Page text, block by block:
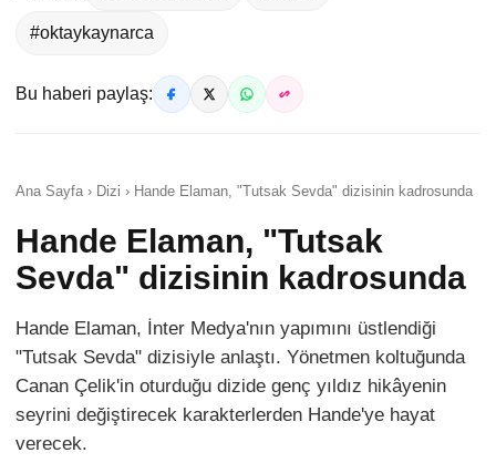
#oktaykaynarca
Bu haberi paylaş:
Ana Sayfa › Dizi › Hande Elaman, "Tutsak Sevda" dizisinin kadrosunda
Hande Elaman, "Tutsak
Sevda" dizisinin kadrosunda
Hande Elaman, İnter Medya'nın yapımını üstlendiği
"Tutsak Sevda" dizisiyle anlaştı. Yönetmen koltuğunda
Canan Çelik'in oturduğu dizide genç yıldız hikâyenin
seyrini değiştirecek karakterlerden Hande'ye hayat
verecek.